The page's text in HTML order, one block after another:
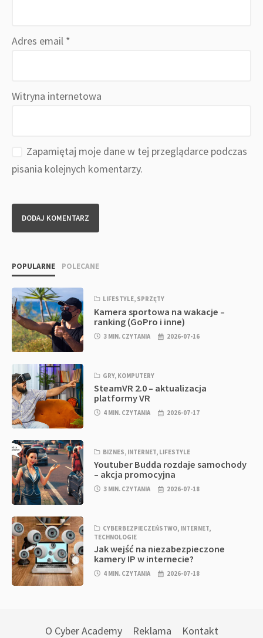
Adres email *
Witryna internetowa
Zapamiętaj moje dane w tej przeglądarce podczas
pisania kolejnych komentarzy.
POPULARNE POLECANE
LIFESTYLE, SPRZĘTY
Kamera sportowa na wakacje –
ranking (GoPro i inne)
3 MIN. CZYTANIA 2026-07-16
GRY, KOMPUTERY
SteamVR 2.0 – aktualizacja
platformy VR
4 MIN. CZYTANIA 2026-07-17
BIZNES, INTERNET, LIFESTYLE
Youtuber Budda rozdaje samochody
– akcja promocyjna
3 MIN. CZYTANIA 2026-07-18
CYBERBEZPIECZEŃSTWO, INTERNET,
TECHNOLOGIE
Jak wejść na niezabezpieczone
kamery IP w internecie?
4 MIN. CZYTANIA 2026-07-18
O Cyber Academy Reklama Kontakt